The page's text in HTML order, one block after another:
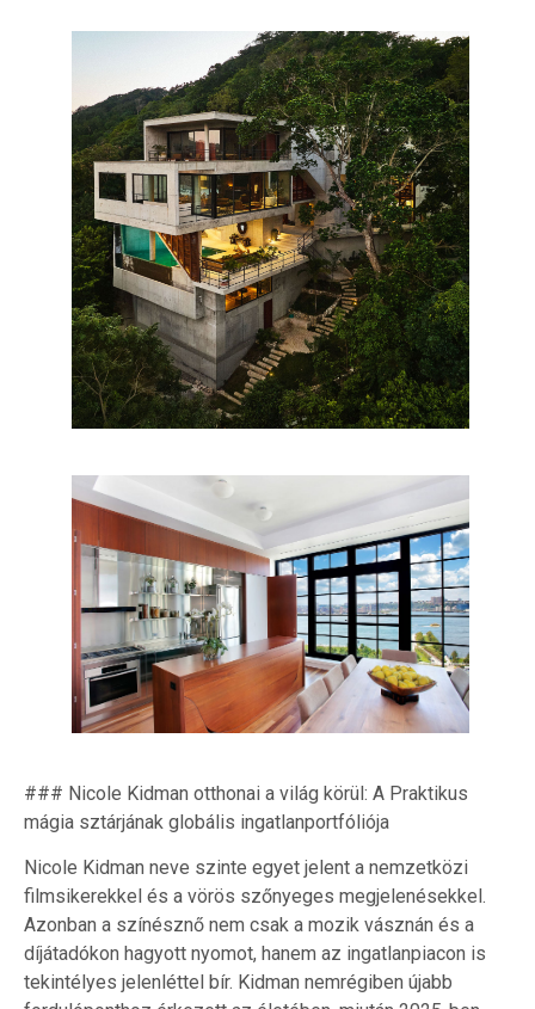
### Nicole Kidman otthonai a világ körül: A Praktikus
mágia sztárjának globális ingatlanportfóliója
Nicole Kidman neve szinte egyet jelent a nemzetközi
filmsikerekkel és a vörös szőnyeges megjelenésekkel.
Azonban a színésznő nem csak a mozik vásznán és a
díjátadókon hagyott nyomot, hanem az ingatlanpiacon is
tekintélyes jelenléttel bír. Kidman nemrégiben újabb